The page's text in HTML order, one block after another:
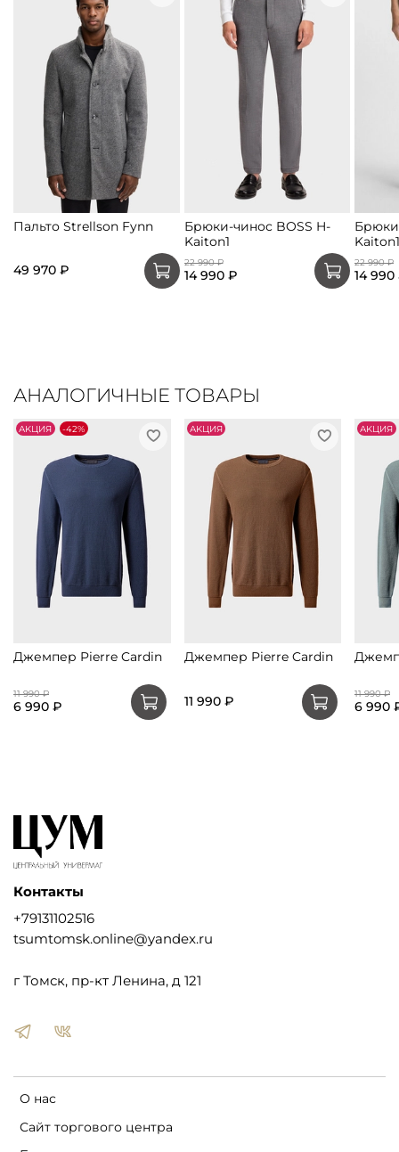
Пальто Strellson Fynn
49 970 ₽
Брюки-чинос BOSS H-
Kaiton1
22 990 ₽
14 990 ₽
Kaiton1
22 990 ₽
14
АНАЛОГИЧНЫЕ ТОВАРЫ
АKЦИЯ -42%
Джемпер Pierre Cardin
11 990 ₽
6 990 ₽
АKЦИЯ
Джемпер Pierre Cardin
11 990 ₽
АKЦИЯ
11 990 ₽
6 990
О нас
Сайт торгового центра
Контакты
+79131102516
tsumtomsk.online@yandex.ru
г Томск, пр-кт Ленина, д 121